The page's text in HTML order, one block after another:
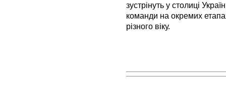
зустрінуть у столиці
команди на окремих
різного віку.